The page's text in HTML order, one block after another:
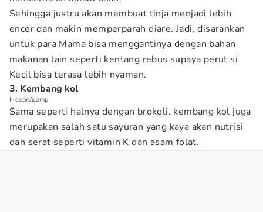
Sehingga justru akan membuat tinja menjadi lebih
encer dan makin memperparah diare. Jadi, disarankan
untuk para Mama bisa menggantinya dengan bahan
makanan lain seperti kentang rebus supaya perut si
Kecil bisa terasa lebih nyaman.
3. Kembang kol
Freepik/jcomp
Sama seperti halnya dengan brokoli, kembang kol juga
merupakan salah satu sayuran yang kaya akan nutrisi
dan serat seperti vitamin K dan asam folat.